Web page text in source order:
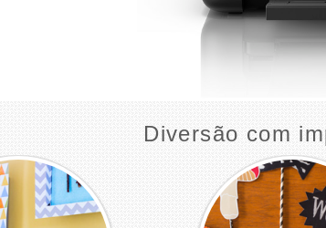
Diversão com